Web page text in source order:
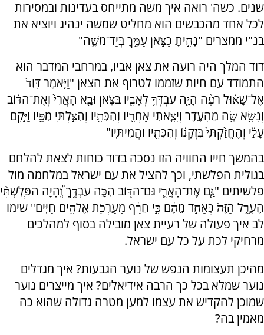
שנים. כשה' רואה איך משה מתייחס בעדינות ובמסירות
לכל אחד מהכבשים הוא מחליט שמשה ינהיג ויוציא את
בנ"י ממצרים "נָחִ֣יתָ כַצֹּ֣אן עַמֶּ֑ךָ בְּֽיַד־מֹשֶׁ֥ה"
דוד המלך היה רועה את צאן אביו, במרחבי המדבר הוא
התמודד עם חיות שזממו לטרוף את הצאן "וַיֹּ֤אמֶר דָּוִד֙
אֶל־שָׁא֔וּל רֹעֶ֨ה הָיָ֧ה עַבְדְּךָ֛ לְאָבִ֖יו בַּצֹּ֑אן וּבָ֤א הָֽאֲרִי֙ וְאֶת־הַדּ֔וֹב
וְנָשָׂ֥א שֶׂ֖ה מֵהָעֵֽדֶר וְיָצָ֧אתִי אַחֲרָ֛יו וְהִכִּתִ֖יו וְהִצַּ֣לְתִּי מִפִּ֑יו וַיָּ֣קָם
עָלַ֔י וְהֶחֱזַ֙קְתִּי֙ בִּזְקָנ֔וֹ וְהִכִּתִ֖יו וַהֲמִיתִּֽיו"
בהמשך חייו החוויה הזו נסכה בדוד כוחות לצאת להלחם
בגולית הפלשתי, וכך להציל את עם ישראל במלחמה מול
פלשיתים "גַּ֧ם אֶֽת־הָאֲרִ֛י גַּם־הַדּ֖וֹב הִכָּ֣ה עַבְדֶּ֑ךָ וְֽ֠הָיָה הַפְּלִשְׁתִּ֨י
הֶעָרֵ֤ל הַזֶּה֙ כְּאַחַ֣ד מֵהֶ֔ם כִּ֣י חֵרֵ֔ף מַעַרְכֹ֖ת אֱלֹהִ֥ים חַיִּֽים" שימו
לב איך פעולה של רעיית צאן מובילה בסוף למהלכים
מרחיקי לכת על כל עם ישראל.
מהיכן תעצומות הנפש של נוער הגבעות? איך מגדלים
נוער שמלא בכל כך הרבה אידיאלים? איך מייצרים נוער
שמוכן להקדיש את עצמו למען מטרה גדולה שהוא כה
מאמין בה?